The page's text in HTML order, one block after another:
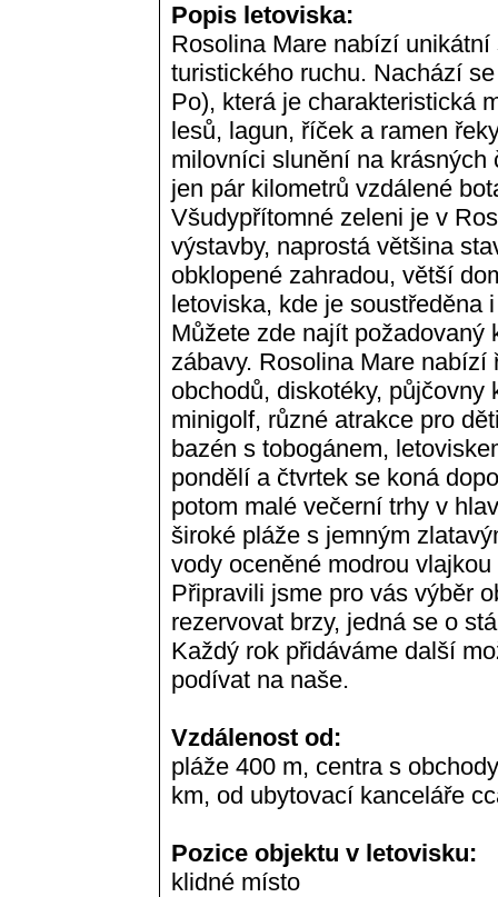
Popis letoviska:
Rosolina Mare nabízí
turistického ruchu. Nachází
Po), která je charakteristická
lesů, lagun, říček a ramen
milovníci slunění na
jen pár kilometrů vzdálené
Všudypřítomné zeleni je v
výstavby, naprostá většina
obklopené zahradou, větší
letoviska, kde je soustředěna
Můžete zde najít požadovaný
zábavy. Rosolina Mare
obchodů, diskotéky,
minigolf, různé atrakce pro
bazén s tobogánem,
pondělí a čtvrtek se koná
potom malé večerní trhy v
široké pláže s jemným
vody oceněné modrou
Připravili jsme pro vás výběr
rezervovat brzy, jedná se o
Každý rok přidáváme další
podívat na naše.
Vzdálenost od:
pláže 400 m, centra s
km, od ubytovací kanceláře
Pozice objektu v letovisku:
klidné místo